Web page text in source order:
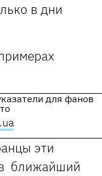
в дни
эти
ближайший